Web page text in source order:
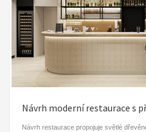
Návrh moderní restaurace s
Návrh restaurace propojuje světlé